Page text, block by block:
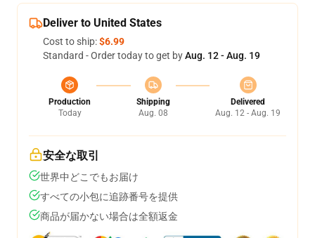
Deliver to United States
Cost to ship:$6.99
Standard - Order today to get byAug. 12 - Aug. 19
Production
Today
Shipping
Aug. 08
Delivered
Aug. 12 - Aug. 19
安全な取引
世界中どこでもお届け
すべての小包に追跡番号を提供
商品が届かない場合は全額返金